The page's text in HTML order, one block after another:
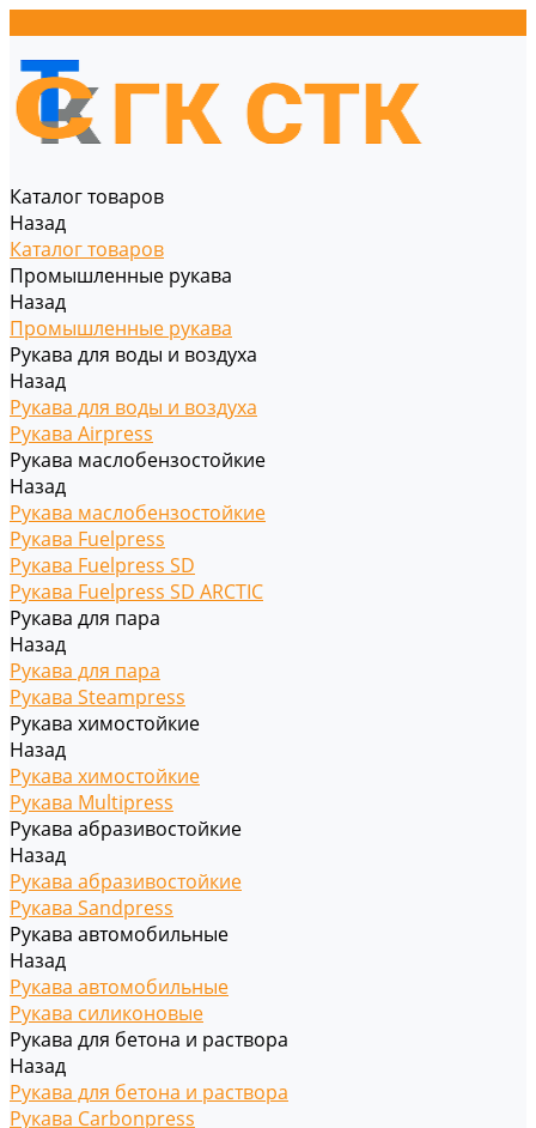
Каталог товаров
Назад
Каталог товаров
Промышленные рукава
Назад
Промышленные рукава
Рукава для воды и воздуха
Назад
Рукава для воды и воздуха
Рукава Airpress
Рукава маслобензостойкие
Назад
Рукава маслобензостойкие
Рукава Fuelpress
Рукава Fuelpress SD
Рукава Fuelpress SD ARCTIC
Рукава для пара
Назад
Рукава для пара
Рукава Steampress
Рукава химостойкие
Назад
Рукава химостойкие
Рукава Multipress
Рукава абразивостойкие
Назад
Рукава абразивостойкие
Рукава Sandpress
Рукава автомобильные
Назад
Рукава автомобильные
Рукава силиконовые
Рукава для бетона и раствора
Назад
Рукава для бетона и раствора
Рукава Carbonpress